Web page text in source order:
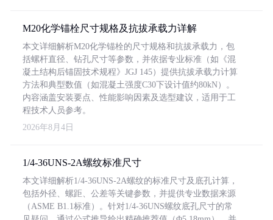
M20化学锚栓尺寸规格及抗拔承载力详解
本文详细解析M20化学锚栓的尺寸规格和抗拔承载力，包
括螺杆直径、钻孔尺寸等参数，并依据专业标准（如《混
凝土结构后锚固技术规程》JGJ 145）提供抗拔承载力计算
方法和典型数值（如混凝土强度C30下设计值约80kN）。
内容涵盖安装要点、性能影响因素及选型建议，适用于工
程技术人员参考。
2026年8月4日
1/4-36UNS-2A螺纹标准尺寸
本文详细解析1/4-36UNS-2A螺纹的标准尺寸及底孔计算，
包括外径、螺距、公差等关键参数，并提供专业数据来源
（ASME B1.1标准）。针对1/4-36UNS螺纹底孔尺寸的常